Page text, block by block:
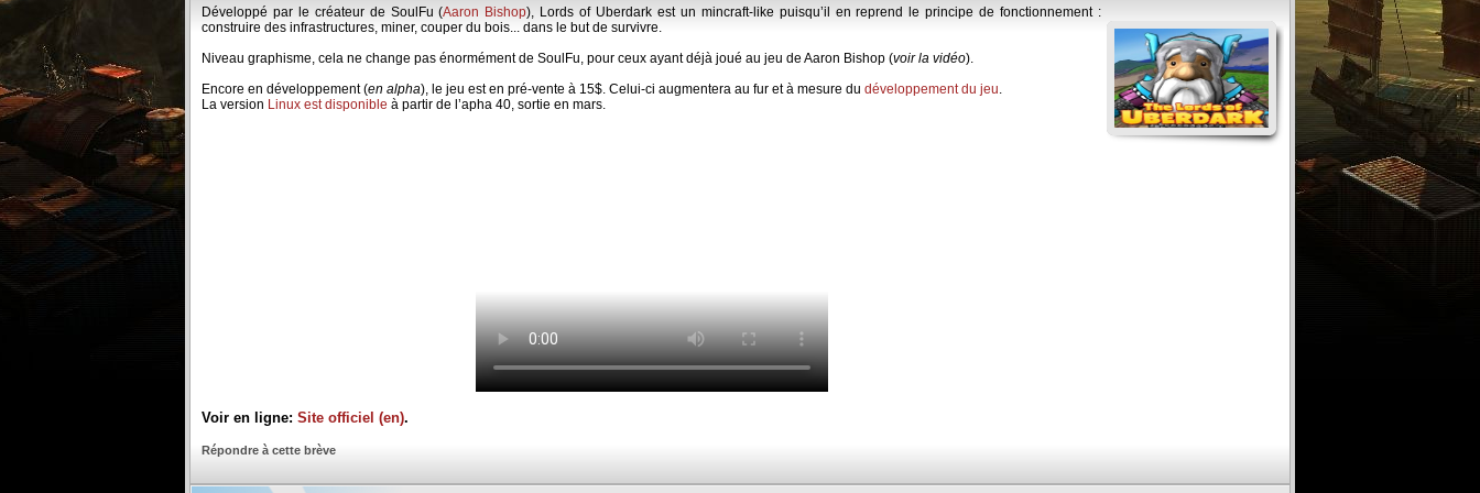
Développé par le créateur de SoulFu (Aaron Bishop), Lords of Uberdark est un mincraft-like puisqu’il en reprend le principe de fonctionnement :
construire des infrastructures, miner, couper du bois... dans le but de survivre.
Niveau graphisme, cela ne change pas énormément de SoulFu, pour ceux ayant déjà joué au jeu de Aaron Bishop (voir la vidéo).
Encore en développement (en alpha), le jeu est en pré-vente à 15$. Celui-ci augmentera au fur et à mesure du développement du jeu.
La version Linux est disponible à partir de l’apha 40, sortie en mars.
Voir en ligne: Site officiel (en).
Répondre à cette brève